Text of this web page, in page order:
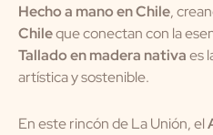
Hecho a mano en Chile,
Chileque conectan con la
Tallado en madera nativaes
artística y sostenible.
En este rincón de La Unión, el